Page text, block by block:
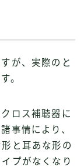
が、実際のと
。
ロス補聴器に
事情により、
と耳あな形の
プがなくなり